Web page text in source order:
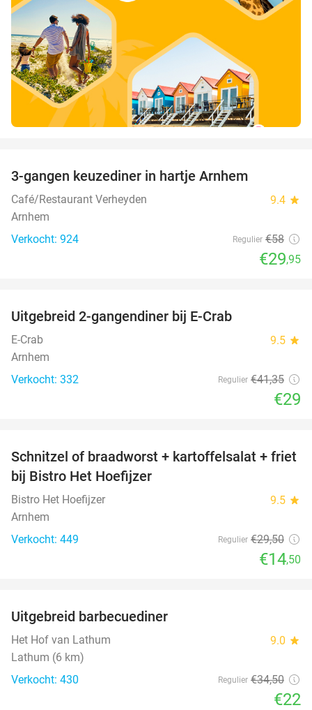
3-gangen keuzediner in hartje Arnhem
Café/Restaurant Verheyden 9.4 star
Arnhem
Verkocht: 924
Regulier €58
€29,95
Uitgebreid 2-gangendiner bij E-Crab
E-Crab 9.5 star
Arnhem
Verkocht: 332
Regulier €41,35
€29
51%
Schnitzel of braadworst + kartoffelsalat + friet
bij Bistro Het Hoefijzer
Bistro Het Hoefijzer 9.5 star
Arnhem
Verkocht: 449
Regulier €29,50
€14,50
Uitgebreid barbecuediner
Het Hof van Lathum 9.0 star
Lathum (6 km)
Verkocht: 430
Regulier €34,50
€22